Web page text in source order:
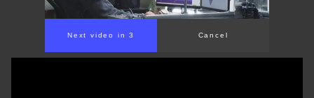
Next video in 2 Cancel